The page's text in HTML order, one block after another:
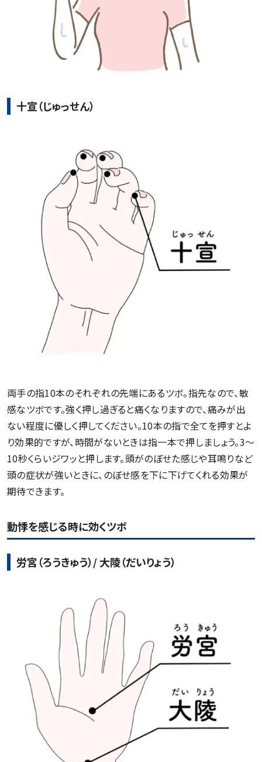
十宣（じゅっせん）
両手の指10本のそれぞれの先端にあるツボ。指先なので、敏
感なツボです。強く押し過ぎると痛くなりますので、痛みが出
ない程度に優しく押してください。10本の指で全てを押すとよ
り効果的ですが、時間がないときは指一本で押しましょう。3～
10秒くらいジワッと押します。頭がのぼせた感じや耳鳴りなど
頭の症状が強いときに、のぼせ感を下に下げてくれる効果が
期待できます。
動悸を感じる時に効くツボ
労宮（ろうきゅう）/ 大陵（だいりょう）